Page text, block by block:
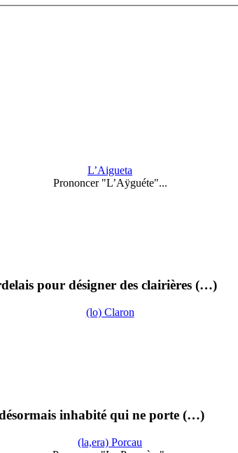
L’Aigueta
Prononcer "L’Aÿguéte"...
pour désigner des clairières (…)
(lo) Claron
inhabité qui ne porte (…)
(la,era) Porcau